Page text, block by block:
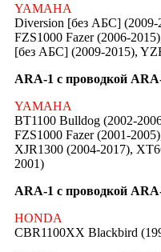
YAMAHA
Diversion [без АБС]
FZS1000 Fazer (2006-
[без АБС] (2009-2015),
ARA-1 с проводкой
YAMAHA
BT1100 Bulldog (2002-
FZS1000 Fazer (2001-
XJR1300 (2004-2017),
2001)
ARA-1 с проводкой
HONDA
CBR1100XX Blackbird